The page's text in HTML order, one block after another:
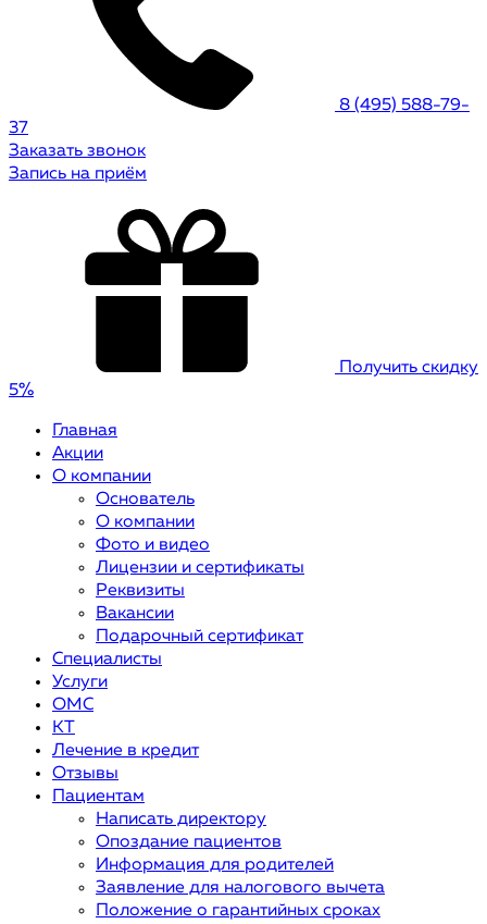
8 (495) 588-79-
37
Заказать звонок
Запись на приём
Получить скидку
5%
Главная
Акции
О компании
Основатель
О компании
Фото и видео
Лицензии и сертификаты
Реквизиты
Вакансии
Подарочный сертификат
Специалисты
Услуги
ОМС
КТ
Лечение в кредит
Отзывы
Пациентам
Написать директору
Опоздание пациентов
Информация для родителей
Заявление для налогового вычета
Положение о гарантийных сроках